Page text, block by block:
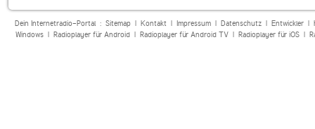
Dein Internetradio-Portal : Sitemap| Kontakt| Impressum| Datenschutz| Entwickler|
Windows| Radioplayer für Android| Radioplayer für Android TV| Radioplayer für iOS|